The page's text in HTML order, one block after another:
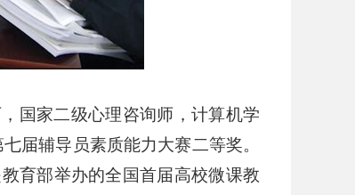
国家二级心理咨询师，计算机学
届辅导员素质能力大赛二等奖。
育部举办的全国首届高校微课教